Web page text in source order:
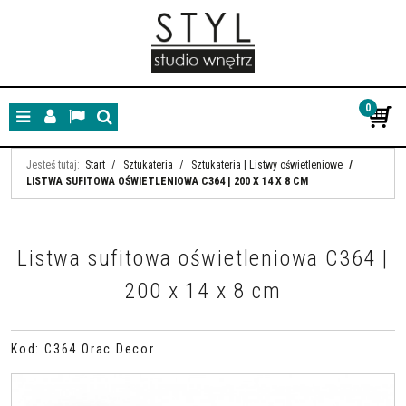
MenuPanelLangSzukaj
0
Jesteś tutaj: Start / Sztukateria / Sztukateria | Listwy oświetleniowe /
LISTWA SUFITOWA OŚWIETLENIOWA C364 | 200 X 14 X 8 CM
Listwa sufitowa oświetleniowa C364 |
200 x 14 x 8 cm
Kod : C364 Orac Decor